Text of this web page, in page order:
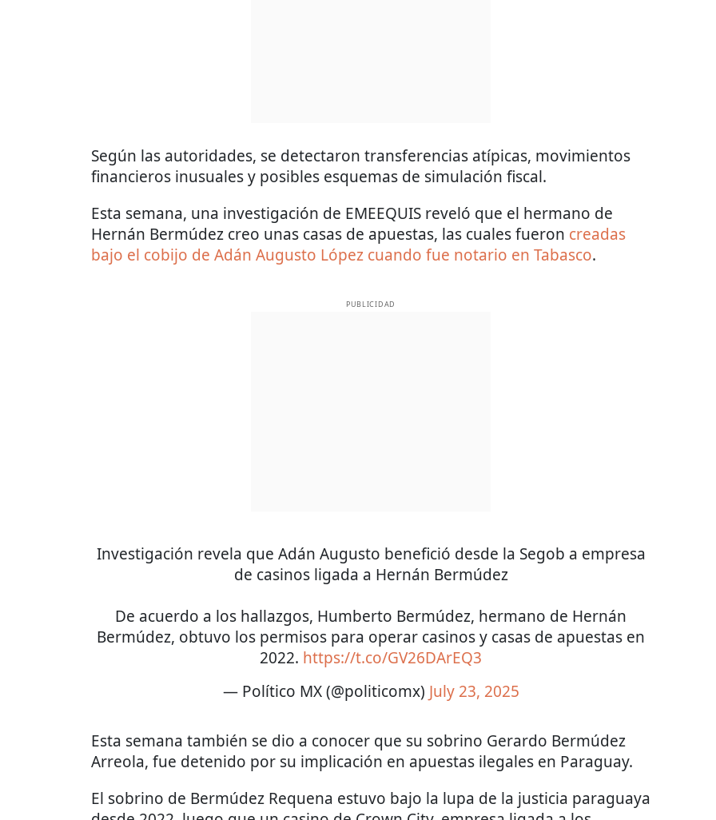
Según las autoridades, se detectaron transferencias atípicas, movimientos
financieros inusuales y posibles esquemas de simulación fiscal.
Esta semana, una investigación de EMEEQUIS reveló que el hermano de
Hernán Bermúdez creo unas casas de apuestas, las cuales fueron creadas
bajo el cobijo de Adán Augusto López cuando fue notario en Tabasco.
PUBLICIDAD
Investigación revela que Adán Augusto benefició desde la Segob a empresa
de casinos ligada a Hernán Bermúdez
De acuerdo a los hallazgos, Humberto Bermúdez, hermano de Hernán
Bermúdez, obtuvo los permisos para operar casinos y casas de apuestas en
2022. https://t.co/GV26DArEQ3
— Político MX (@politicomx) July 23, 2025
Esta semana también se dio a conocer que su sobrino Gerardo Bermúdez
Arreola, fue detenido por su implicación en apuestas ilegales en Paraguay.
El sobrino de Bermúdez Requena estuvo bajo la lupa de la justicia paraguaya